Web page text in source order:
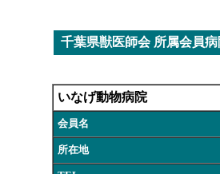
千葉県獣医師会 所属会員病
いなげ動物病院
会員名
所在地